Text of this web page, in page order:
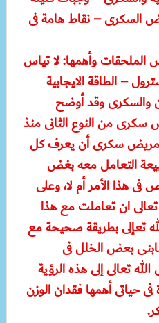
السكرى – نقاط هامة فى
وأهمها: لا تياس
– الطاقة الايجابية
والسكرى وقد أوضح
من النوع الثانى منذ
مريض سكرى أن يعرف كل
التعامل معه بغض
هذا الأمر أم لا، وعلى
ان تعاملت مع هذا
تعإلى بطريقة صحيحة مع
بعض الخلل فى
تعالى إلى هذه الرؤية
حياتى أهمها فقدان الوزن